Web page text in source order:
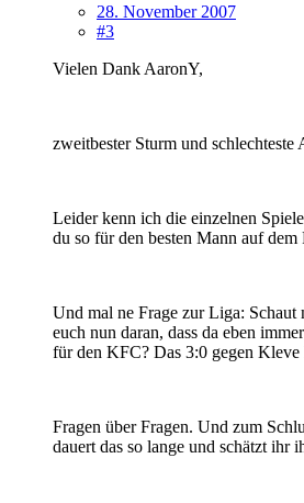
28. November 2007
#3
Vielen Dank AaronY,
zweitbester Sturm und
Leider kenn ich die einzelnen
du so für den besten Mann auf
Und mal ne Frage zur Liga: Schaut
euch nun daran, dass da eben
für den KFC? Das 3:0 gegen Kleve
Fragen über Fragen. Und zum
dauert das so lange und schätzt ihr